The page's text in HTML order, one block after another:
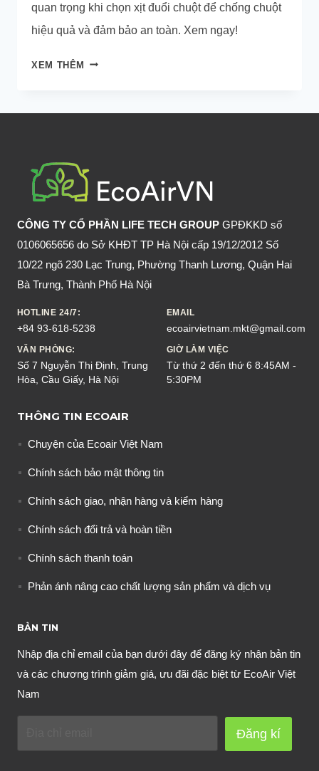
quan trọng khi chọn xịt đuổi chuột để chống chuột
hiệu quả và đảm bảo an toàn. Xem ngay!
XEM THÊM XỊT
LÀM
KHÔNG?
CÔNG TY CỔ PHẦN LIFE TECH GROUP GPĐKKD số
0106065656 do Sở KHĐT TP Hà Nội cấp 19/12/2012 Số
10/22 ngõ 230 Lạc Trung, Phường Thanh Lương, Quận Hai
Bà Trưng, Thành Phố Hà Nội
HOTLINE 24/7:
+84 93-618-5238
EMAIL
ecoairvietnam.mkt@gmail.com
VĂN PHÒNG:
Số 7 Nguyễn Thị Định, Trung
Hòa, Cầu Giấy, Hà Nội
GIỜ LÀM VIỆC
Từ thứ 2 đến thứ 6 8:45AM -
5:30PM
THÔNG TIN ECOAIR
Chuyện của Ecoair Việt Nam
Chính sách bảo mật thông tin
Chính sách giao, nhận hàng và kiểm hàng
Chính sách đổi trả và hoàn tiền
Chính sách thanh toán
Phản ánh nâng cao chất lượng sản phẩm và dịch vụ
BẢN TIN
Nhập địa chỉ email của bạn dưới đây để đăng ký nhận bản tin
và các chương trình giảm giá, ưu đãi đặc biệt từ EcoAir Việt
Nam
Đăng kí